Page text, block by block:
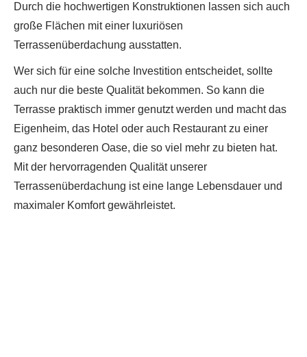
Durch die hochwertigen Konstruktionen lassen sich auch
große Flächen mit einer luxuriösen
Terrassenüberdachung ausstatten.
Wer sich für eine solche Investition entscheidet, sollte
auch nur die beste Qualität bekommen. So kann die
Terrasse praktisch immer genutzt werden und macht das
Eigenheim, das Hotel oder auch Restaurant zu einer
ganz besonderen Oase, die so viel mehr zu bieten hat.
Mit der hervorragenden Qualität unserer
Terrassenüberdachung ist eine lange Lebensdauer und
maximaler Komfort gewährleistet.